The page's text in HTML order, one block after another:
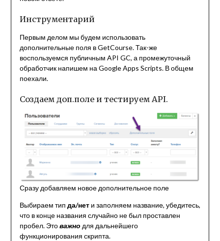
Инструментарий
Первым делом мы будем использовать
дополнительные поля в GetCourse. Так-же
воспользуемся публичным API GC, а промежуточный
обработчик напишем на Google Apps Scripts. В общем
поехали.
Создаем доп.поле и тестируем API.
Сразу добавляем новое дополнительное поле
Выбираем тип да/нети заполняем название, убедитесь,
что в конце названия случайно не был проставлен
пробел. Этоважно для дальнейшего
функционирования скрипта.